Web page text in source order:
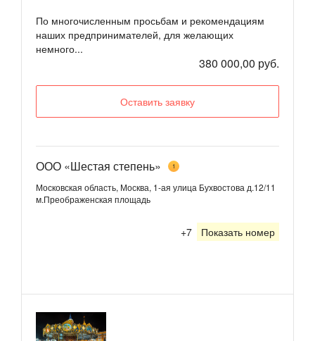
По многочисленным просьбам и рекомендациям
наших предпринимателей, для желающих
немного...
380 000,00 руб.
Оставить заявку
ООО «Шестая степень» 1
Московская область, Москва, 1-ая улица Бухвостова д.12/11
м.Преображенская площадь
+7 Показать номер